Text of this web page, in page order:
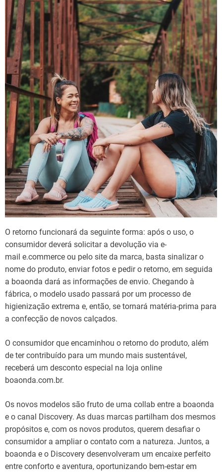
O retorno funcionará da seguinte forma: após o uso, o
consumidor deverá solicitar a devolução via e-
mail e.commerce ou pelo site da marca, basta sinalizar o
nome do produto, enviar fotos e pedir o retorno, em seguida
a boaonda dará as informações de envio. Chegando à
fábrica, o modelo usado passará por um processo de
higienização extrema e, então, se tornará matéria-prima para
a confecção de novos calçados.
O consumidor que encaminhou o retorno do produto, além
de ter contribuído para um mundo mais sustentável,
receberá um desconto especial na loja online
boaonda.com.br.
Os novos modelos são fruto de uma collab entre a boaonda
e o canal Discovery. As duas marcas partilham dos mesmos
propósitos e, com os novos produtos, querem desafiar o
consumidor a ampliar o contato com a natureza. Juntos, a
boaonda e o Discovery desenvolveram um encaixe perfeito
entre conforto e aventura, oportunizando bem-estar em